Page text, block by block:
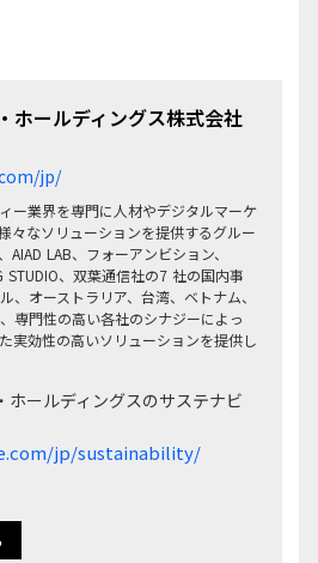
ホールディングス株式会社
jp/
ー業界を専門に人材やデジタルマーケ
々なソリューションを提供するグルー
AIAD LAB、フォーアンビション、
STUDIO、双葉通信社の7 社の国内事
、オーストラリア、台湾、ベトナム、
専門性の高い各社のシナジーによっ
実効性の高いソリューションを提供し
ールディングスのサステナビ
jp/sustainability/